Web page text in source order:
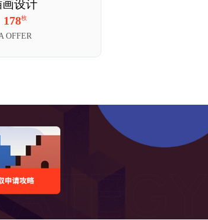
共部门的联系甚多，
画设计
178枚
OFFER